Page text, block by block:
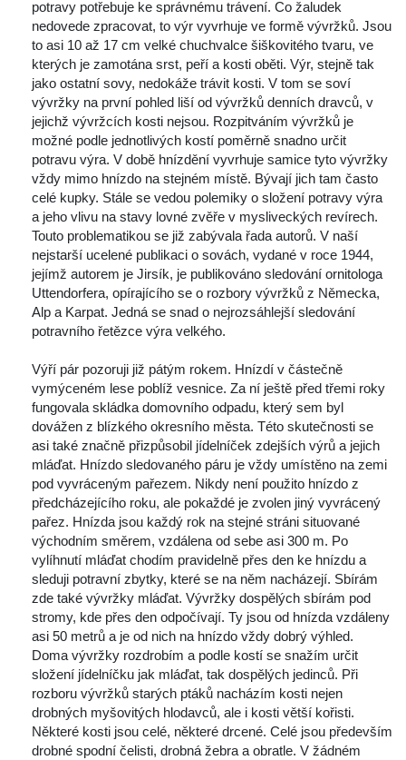
potravy potřebuje ke správnému trávení. Co žaludek
nedovede zpracovat, to výr vyvrhuje ve formě vývržků. Jsou
to asi 10 až 17 cm velké chuchvalce šiškovitého tvaru, ve
kterých je zamotána srst, peří a kosti oběti. Výr, stejně tak
jako ostatní sovy, nedokáže trávit kosti. V tom se soví
vývržky na první pohled liší od vývržků denních dravců, v
jejichž vývržcích kosti nejsou. Rozpitváním vývržků je
možné podle jednotlivých kostí poměrně snadno určit
potravu výra. V době hnízdění vyvrhuje samice tyto vývržky
vždy mimo hnízdo na stejném místě. Bývají jich tam často
celé kupky. Stále se vedou polemiky o složení potravy výra
a jeho vlivu na stavy lovné zvěře v mysliveckých revírech.
Touto problematikou se již zabývala řada autorů. V naší
nejstarší ucelené publikaci o sovách, vydané v roce 1944,
jejímž autorem je Jirsík, je publikováno sledování ornitologa
Uttendorfera, opírajícího se o rozbory vývržků z Německa,
Alp a Karpat. Jedná se snad o nejrozsáhlejší sledování
potravního řetězce výra velkého.
Výří pár pozoruji již pátým rokem. Hnízdí v částečně
vymýceném lese poblíž vesnice. Za ní ještě před třemi roky
fungovala skládka domovního odpadu, který sem byl
dovážen z blízkého okresního města. Této skutečnosti se
asi také značně přizpůsobil jídelníček zdejších výrů a jejich
mláďat. Hnízdo sledovaného páru je vždy umístěno na zemi
pod vyvráceným pařezem. Nikdy není použito hnízdo z
předcházejícího roku, ale pokaždé je zvolen jiný vyvrácený
pařez. Hnízda jsou každý rok na stejné stráni situované
východním směrem, vzdálena od sebe asi 300 m. Po
vylíhnutí mláďat chodím pravidelně přes den ke hnízdu a
leduji potravní zbytky, které se na něm nacházejí. Sbírám
zde také vývržky mláďat. Vývržky dospělých sbírám pod
tromy, kde přes den odpočívají. Ty jsou od hnízda vzdáleny
asi 50 metrů a je od nich na hnízdo vždy dobrý výhled.
Doma vývržky rozdrobím a podle kostí se snažím určit
ložení jídelníčku jak mláďat, tak dospělých jedinců. Při
rozboru vývržků starých ptáků nacházím kosti nejen
drobných myšovitých hlodavců, ale i kosti větší kořisti.
Některé kosti jsou celé, některé drcené. Celé jsou především
drobné spodní čelisti, drobná žebra a obratle. V žádném